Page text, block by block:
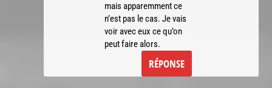
mais apparemment ce
n’est pas le cas. Je vais
voir avec eux ce qu’on
peut faire alors.
RÉPONSE